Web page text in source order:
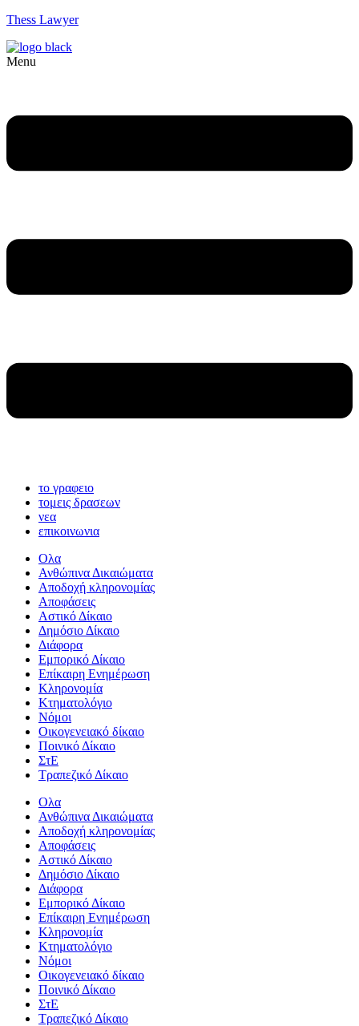
Thess Lawyer
Menu
το γραφειο
τομεις δρασεων
νεα
επικοινωνια
Ολα
Ανθώπινα Δικαιώματα
Aποδοχή κληρονομίας
Αποφάσεις
Αστικό Δίκαιο
Δημόσιο Δίκαιο
Διάφορα
Εμπορικό Δίκαιο
Επίκαιρη Ενημέρωση
Kληρονομία
Κτηματολόγιο
Νόμοι
Οικογενειακό δίκαιο
Ποινικό Δίκαιο
ΣτΕ
Τραπεζικό Δίκαιο
Ολα
Ανθώπινα Δικαιώματα
Aποδοχή κληρονομίας
Αποφάσεις
Αστικό Δίκαιο
Δημόσιο Δίκαιο
Διάφορα
Εμπορικό Δίκαιο
Επίκαιρη Ενημέρωση
Kληρονομία
Κτηματολόγιο
Νόμοι
Οικογενειακό δίκαιο
Ποινικό Δίκαιο
ΣτΕ
Τραπεζικό Δίκαιο